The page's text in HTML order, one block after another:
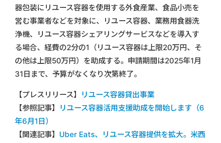
器包装にリユース容器を使用する外食産業、食品小売を
営む事業者などを対象に、リユース容器、業務用食器洗
浄機、リユース容器シェアリングサービスなどを導入す
る場合、経費の2分の1（リユース容器は上限20万円、そ
の他は上限50万円）を助成する。申請期間は2025年1月
31日まで、予算がなくなり次第終了。
【プレスリリース】
リユース容器貸出事業
【参照記事】
リユース容器活用支援助成を開始します（6
年6月1日）
【関連記事】 Uber Eats、リユース容器提供を拡大。米西